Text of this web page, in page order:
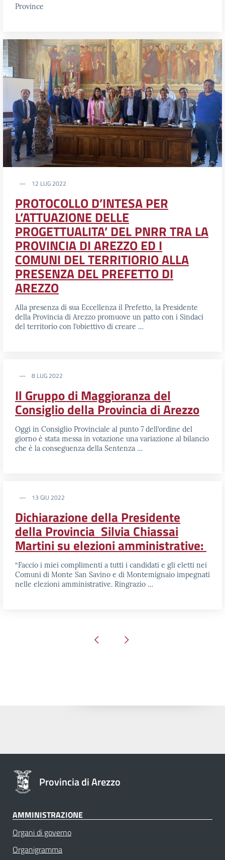
Province
12 LUG 2022
PROTOCOLLO D’INTESA PER
L’ATTUAZIONE DELLE
PROGETTUALITA’ DEL PNRR TRA LA
PROVINCIA DI AREZZO ED I
COMUNI DEL TERRITIORIO ALLA
PRESENZA DEL PREFETTO DI
AREZZO
Alla presenza di sua Eccellenza il Prefetto, la Presidente
della Provincia di Arezzo promuove un patto con i Sindaci
del territorio con l’obiettivo di creare …
8 LUG 2022
Il Gruppo di Maggioranza del
Consiglio della Provincia di Arezzo
Oggi in Consiglio Provinciale al punto 7 dell’ordine del
giorno è stata messa in votazione una variazione al bilancio
che è la conseguenza della Sentenza …
13 GIU 2022
Dichiarazione della Presidente
della Provincia Silvia Chiassai
Martini su elezioni amministrative:
“Faccio i miei complimenti a tutti i candidati e gli eletti nei
Comuni di Monte San Savino e di Montemignaio impegnati
nelle elezioni amministrative. Ringrazio …
Pagina precedentePagina successiva
Provincia di Arezzo
AMMINISTRAZIONE
Organi di governo
Organigramma